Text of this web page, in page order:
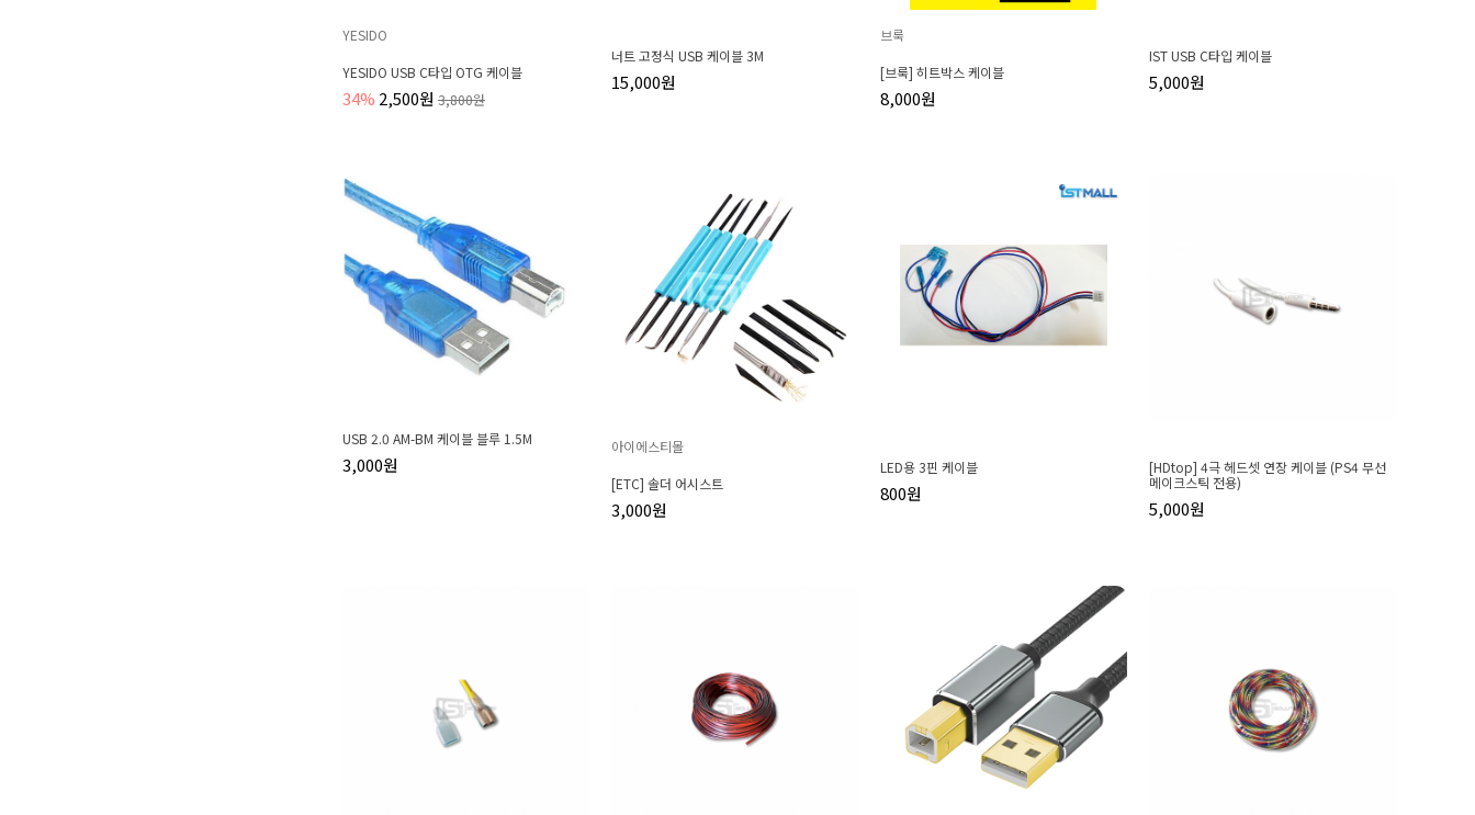
YESIDO
YESIDO USB C타입 OTG 케이블
34% 2,500원 3,800원
너트 고정식 USB 케이블 3M
15,000원
브룩
[브룩] 히트박스 케이블
8,000원
IST USB C타입 케이블
5,000원
USB 2.0 AM-BM 케이블 블루 1.5M
3,000원
아이에스티몰
[ETC] 솔더 어시스트
3,000원
LED용 3핀 케이블
800원
[HDtop] 4극 헤드셋 연장 케이블 (PS4 무선
메이크스틱 전용)
5,000원